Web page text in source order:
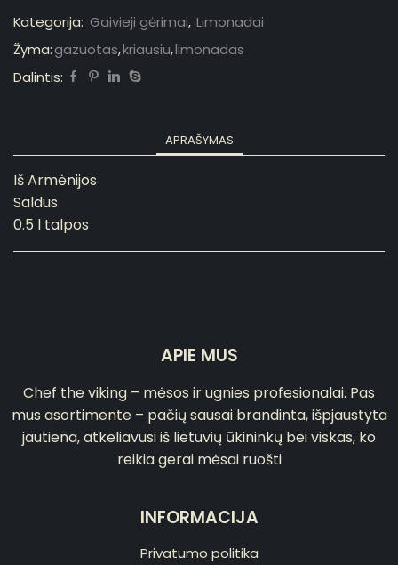
Kategorija: Gaivieji gėrimai, Limonadai
Žyma:gazuotas,kriausiu,limonadas
Dalintis:
APRAŠYMAS
Iš Armėnijos
Saldus
0.5 l talpos
APIE MUS
Chef the viking – mėsos ir ugnies profesionalai. Pas
mus asortimente – pačių sausai brandinta, išpjaustyta
jautiena, atkeliavusi iš lietuvių ūkininkų bei viskas, ko
reikia gerai mėsai ruošti
INFORMACIJA
Privatumo politika